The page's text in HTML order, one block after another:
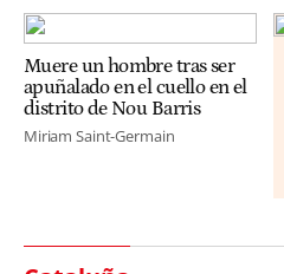
Muere un hombre tras ser
apuñalado en el cuello en el
distrito de Nou Barris
Miriam Saint-Germain